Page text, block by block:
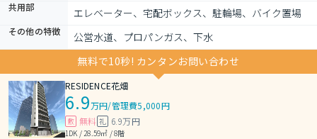
共用部
エレベーター、宅配ボックス、駐輪場、バイク置場
その他の特徴
公営水道、プロパンガス、下水
無料で10秒! カンタンお問い合わせ
RESIDENCE花畑
6.9万円/管理費5,000円
敷 無料 礼 6.9万円
1DK / 28.59㎡ / 8階